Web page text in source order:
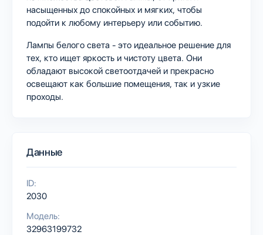
насыщенных до спокойных и мягких, чтобы
подойти к любому интерьеру или событию.
Лампы белого света - это идеальное решение для
тех, кто ищет яркость и чистоту цвета. Они
обладают высокой светоотдачей и прекрасно
освещают как большие помещения, так и узкие
проходы.
Данные
ID:
2030
Модель:
32963199732